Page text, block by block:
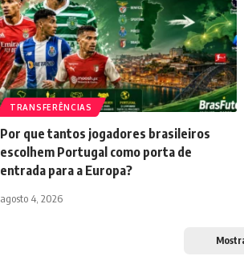
TRANSFERÊNCIAS
Por que tantos jogadores brasileiros
escolhem Portugal como porta de
entrada para a Europa?
agosto 4, 2026